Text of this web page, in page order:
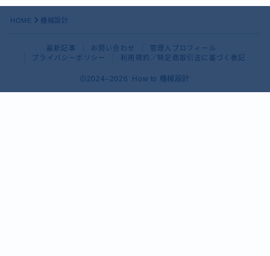
HOME 機械設計
最新記事 お問い合わせ
管理人プロフィール
プライバシーポリシー
利用規約／特定商取引法に基づく表記
2024–2026 How to 機械設計